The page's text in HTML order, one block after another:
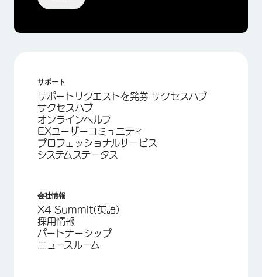
サポート
サポートリクエストを発券 サクセスハブ
サクセスハブ
オンラインヘルプ
EXユーザーコミュニティ
プロフェッショナルサービス
システムステータス
会社情報
X4 Summit(英語)
採用情報
パートナーシップ
ニュースルーム